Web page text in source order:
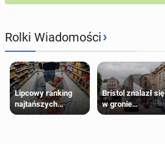
Rolki Wiadomości›
Lipcowy ranking
najtańszych
supermarketów
Bristol znalazł się
w gronie
najlepszych